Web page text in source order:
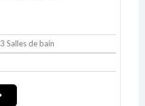
3 Salles de bain